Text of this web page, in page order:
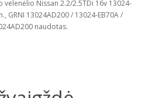
velenėlio Nissan 2.2/2.5TDi 16v 13024-
GRNI 13024AD200 / 13024-EB70A /
naudotas.